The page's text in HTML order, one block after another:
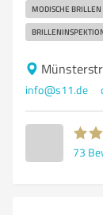
MODISCHE BRILLEN
info@s11.de
73